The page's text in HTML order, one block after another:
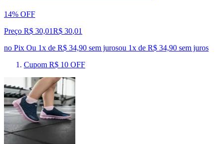
14% OFF
Preço R$ 30,01R$ 30,01
no Pix Ou 1x de R$ 34,90 sem jurosou 1x de R$ 34,90 sem juros
Cupom R$ 10 OFF